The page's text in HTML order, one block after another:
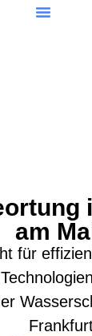
am
für